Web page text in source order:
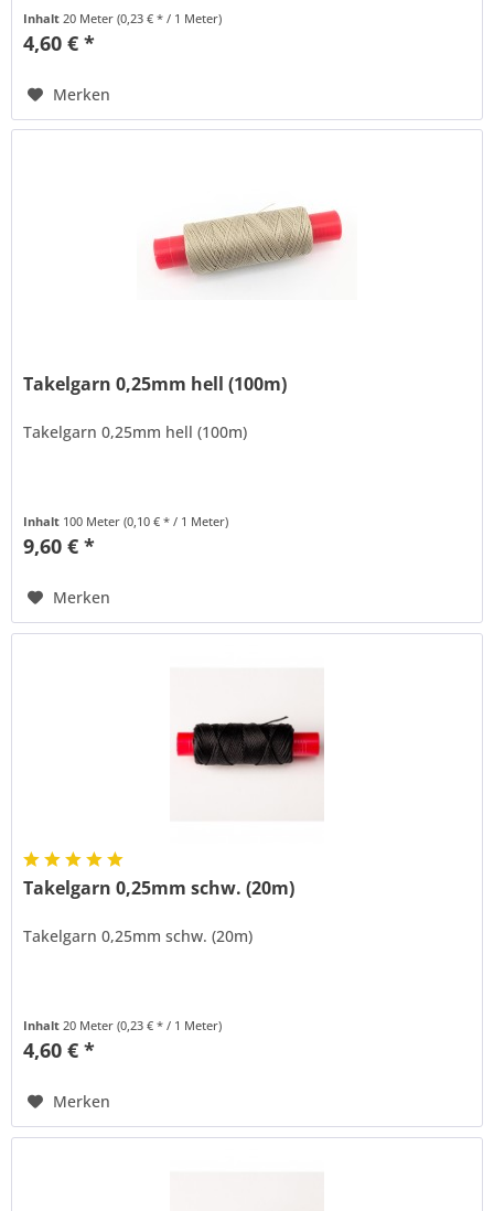
Inhalt 20 Meter(0,23 € * / 1 Meter)
4,60 € *
Merken
Takelgarn 0,25mm hell (100m)
Takelgarn 0,25mm hell (100m)
Inhalt 100 Meter(0,10 € * / 1 Meter)
9,60 € *
Merken
Takelgarn 0,25mm schw. (20m)
Takelgarn 0,25mm schw. (20m)
Inhalt20 Meter(0,23 € * / 1 Meter)
4,60 € *
Merken